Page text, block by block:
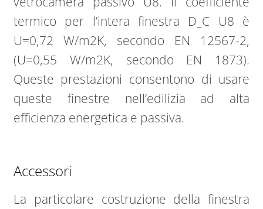
termico per l’intera finestra D_C U8 è
U=0,72 W/m2K, secondo EN 12567-2,
(U=0,55 W/m2K, secondo EN 1873).
Queste prestazioni consentono di usare
queste finestre nell’edilizia ad alta
efficienza energetica e passiva.
Accessori
La particolare costruzione della finestra